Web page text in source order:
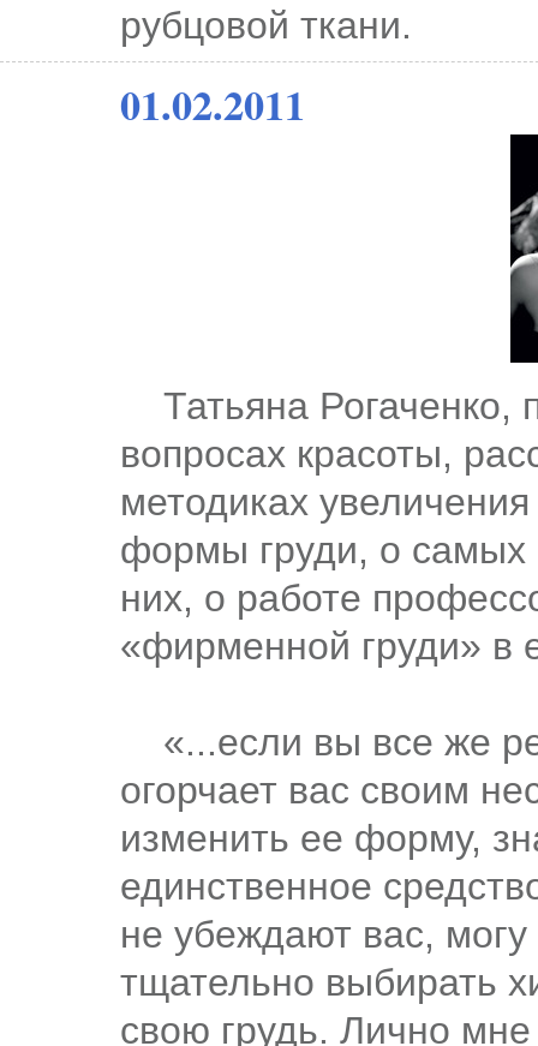
рубцовой ткани.
01.02.2011
Татьяна Рогаченко,
вопросах красоты,
методиках
формы груди, о самых
них, о работе
«фирменной груди» в
«...если вы все же
огорчает вас своим
изменить ее форму,
единственное
не убеждают вас,
тщательно выбирать
свою грудь. Лично